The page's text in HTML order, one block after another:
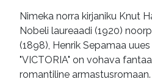
Nimeka norra kirjaniku Knut
Nobeli laureaadi (1920)
(1898), Henrik Sepamaa
"VICTORIA" on vohava
romantiline